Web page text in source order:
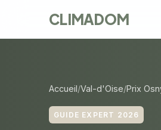
CLIMADOM
Accueil Val-d'Oise Prix
GUIDE EXPERT 2026